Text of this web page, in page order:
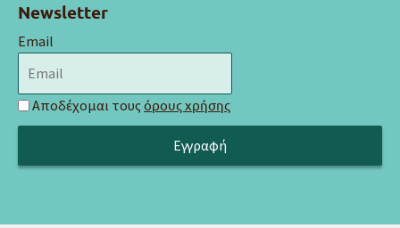
Newsletter
Email
Αποδέχομαι τους όρους χρήσης